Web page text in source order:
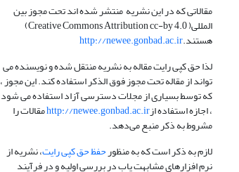
مقالاتی که در این نشریه منتشر شده اند تحت مجوز بین
المللی( Creative Commons Attribution cc-by 4.0)
هستند.http://newee.gonbad.ac.ir
لذا حق کپی رایت مقاله به نشریه منتقل شده و نویسنده می
تواند از مقاله تحت مجوز فوق الذکر استفاده کند. این مجوز ،
که توسط بسیاری از مجلات دسترسی آزاد استفاده می شود
، اجازه استفاده ازhttp://newee.gonbad.ac.irمقالات را
مشروط به ذکر منبع می‌دهد.
لازم به ذکر است که به منظورحفظ حق کپی رایت، نشریه از
نرم افزارهای مشابهت یاب در بررسی اولیه و در فرآیند